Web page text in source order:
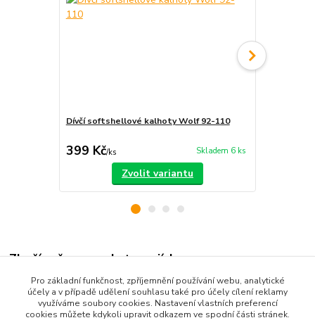
Dívčí softshellové kalhoty Wolf 92-110
399 Kč/ks Skladem 6 ks
Zvolit variantu
Zboží zařazeno v kategoriích
Dětské oblečení
Dětské kalhoty
Pro základní funkčnost, zpříjemnění používání webu, analytické
účely a v případě udělení souhlasu také pro účely cílení reklamy
využíváme soubory cookies. Nastavení vlastních preferencí
cookies můžete kdykoli upravit odkazem ve spodní části stránek.